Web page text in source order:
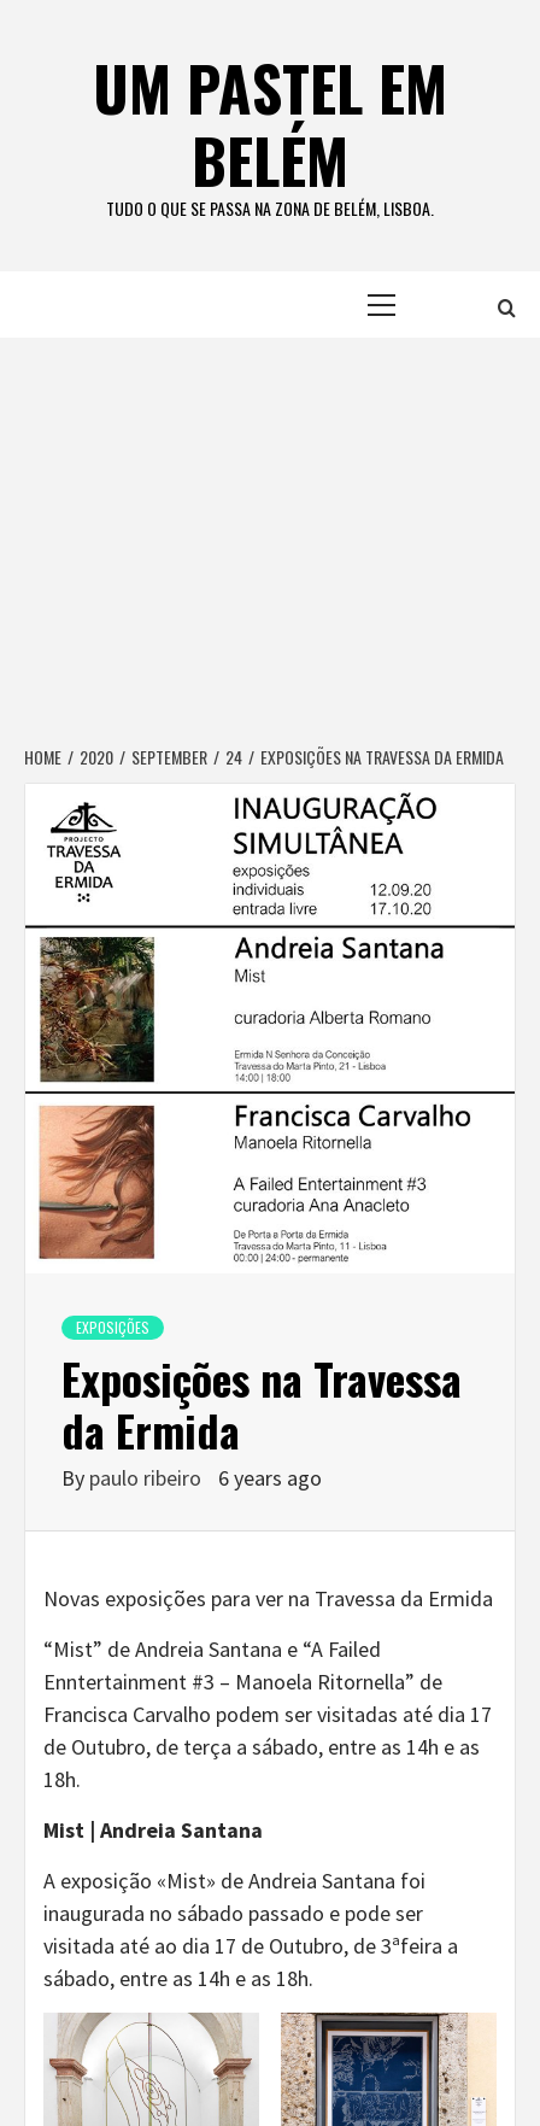
UM PASTEL EM
BELÉM
TUDO O QUE SE PASSA NA ZONA DE BELÉM, LISBOA.
HOME 2020 SEPTEMBER 24 EXPOSIÇÕES NA TRAVESSA DA ERMIDA
EXPOSIÇÕES
Exposições na Travessa
da Ermida
By paulo ribeiro 6 years ago
Novas exposições para ver na Travessa da Ermida
“Mist” de Andreia Santana e “A Failed
Enntertainment #3 – Manoela Ritornella” de
Francisca Carvalho podem ser visitadas até dia 17
de Outubro, de terça a sábado, entre as 14h e as
18h.
Mist | Andreia Santana
A exposição «Mist» de Andreia Santana foi
inaugurada no sábado passado e pode ser
visitada até ao dia 17 de Outubro, de 3ªfeira a
sábado, entre as 14h e as 18h.